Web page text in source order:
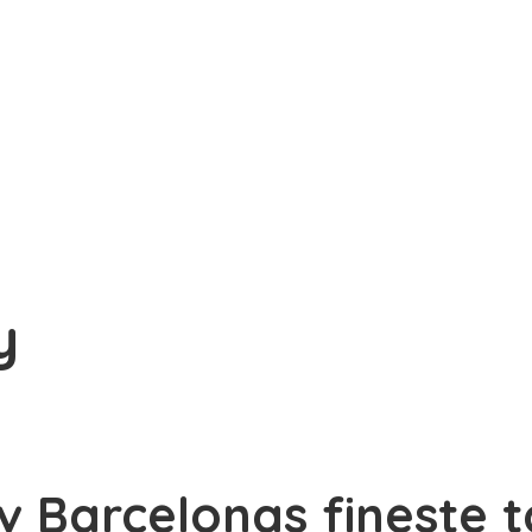
Barcelonas fineste